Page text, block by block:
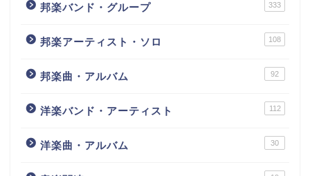
邦楽バンド・グループ 333
邦楽アーティスト・ソロ 108
邦楽曲・アルバム 92
洋楽バンド・アーティスト 112
洋楽曲・アルバム 30